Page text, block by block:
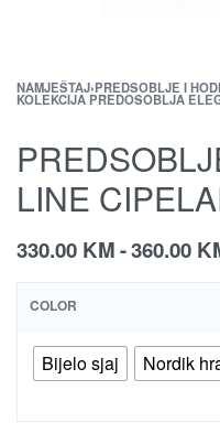
NAMJEŠTAJ›PREDSOBLJE I
KOLEKCIJA PREDOSOBLJA
LINE
330.00 KM 360.00
COLOR
Bijelo sjaj Nordik